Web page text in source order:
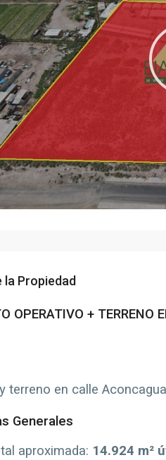
la Propiedad
OPERATIVO + TERRENO
terreno en calle
Generales
aproximada: 14.924 m²